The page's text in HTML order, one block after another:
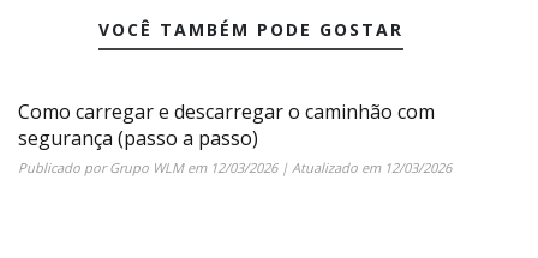
VOCÊ TAMBÉM PODE GOSTAR
Como carregar e descarregar o caminhão com
segurança (passo a passo)
Publicado porGrupo WLMem 12/03/2026| Atualizado em 12/03/2026